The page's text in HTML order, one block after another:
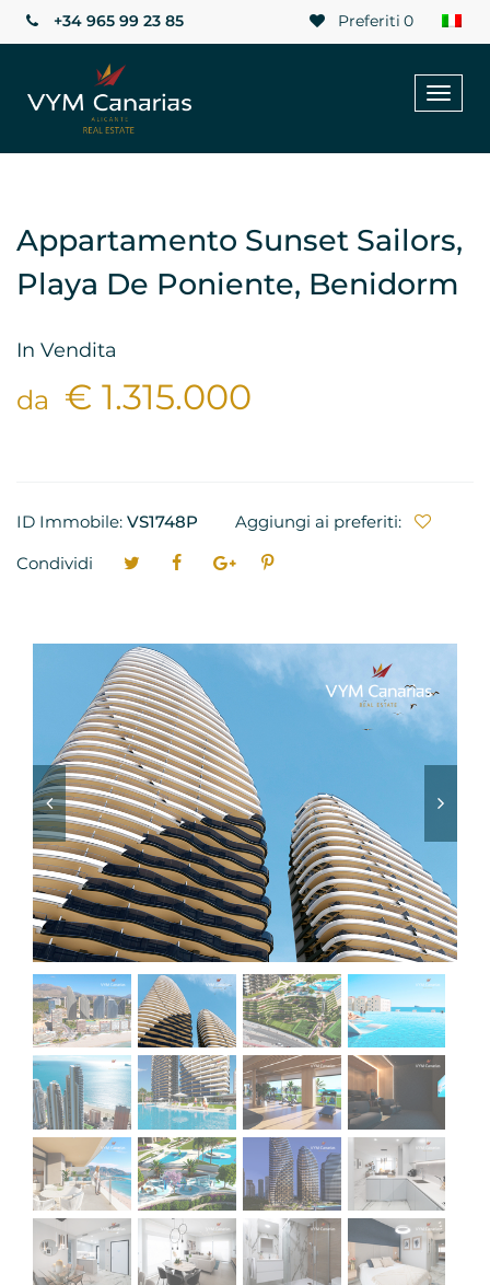
Preferiti 0
+34 965 99 23 85
Appartamento Sunset Sailors,
Playa De Poniente, Benidorm
In Vendita
da € 1.315.000
ID Immobile: VS1748P
Aggiungi ai preferiti:
Condividi